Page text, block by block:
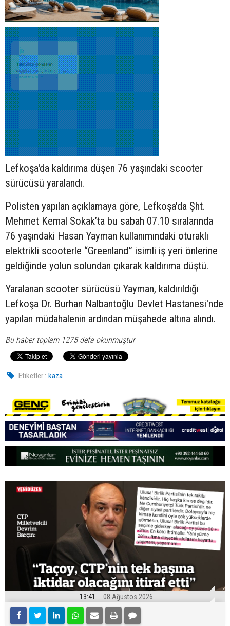
Lefkoşa'da kaldırıma düşen 76 yaşındaki scooter
sürücüsü yaralandı.
Polisten yapılan açıklamaya göre, Lefkoşa'da Şht.
Mehmet Kemal Sokak’ta bu sabah 07.10 sıralarında
76 yaşındaki Hasan Yayman kullanımındaki oturaklı
elektrikli scooterle “Greenland” isimli iş yeri önlerine
geldiğinde yolun solundan çıkarak kaldırıma düştü.
Yaralanan scooter sürücüsü Yayman, kaldırıldığı
Lefkoşa Dr. Burhan Nalbantoğlu Devlet Hastanesi'nde
yapılan müdahalenin ardından müşahede altına alındı.
Bu haber toplam 1275 defa okunmuştur
Etiketler : kaza
13:41 08 Ağustos 2026